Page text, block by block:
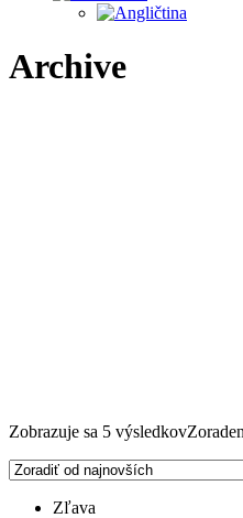
Archive
Zobrazuje sa 5 výsledkov
Zľava